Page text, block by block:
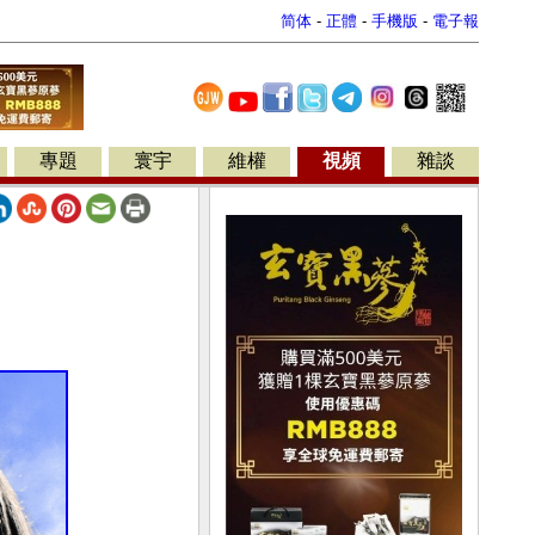
简体 - 正體 - 手機版 - 電子報
專題 寰宇 維權 視頻 雜談